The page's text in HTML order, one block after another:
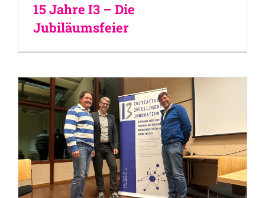
15 Jahre I3 – Die
Jubiläumsfeier